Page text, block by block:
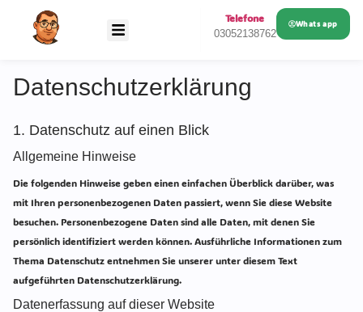
Telefone
03052138762
Whats app
Datenschutz­erklärung
1. Datenschutz auf einen Blick
Allgemeine Hinweise
Die folgenden Hinweise geben einen einfachen Überblick darüber, was
mit Ihren personenbezogenen Daten passiert, wenn Sie diese Website
besuchen. Personenbezogene Daten sind alle Daten, mit denen Sie
persönlich identifiziert werden können. Ausführliche Informationen zum
Thema Datenschutz entnehmen Sie unserer unter diesem Text
aufgeführten Datenschutzerklärung.
Datenerfassung auf dieser Website